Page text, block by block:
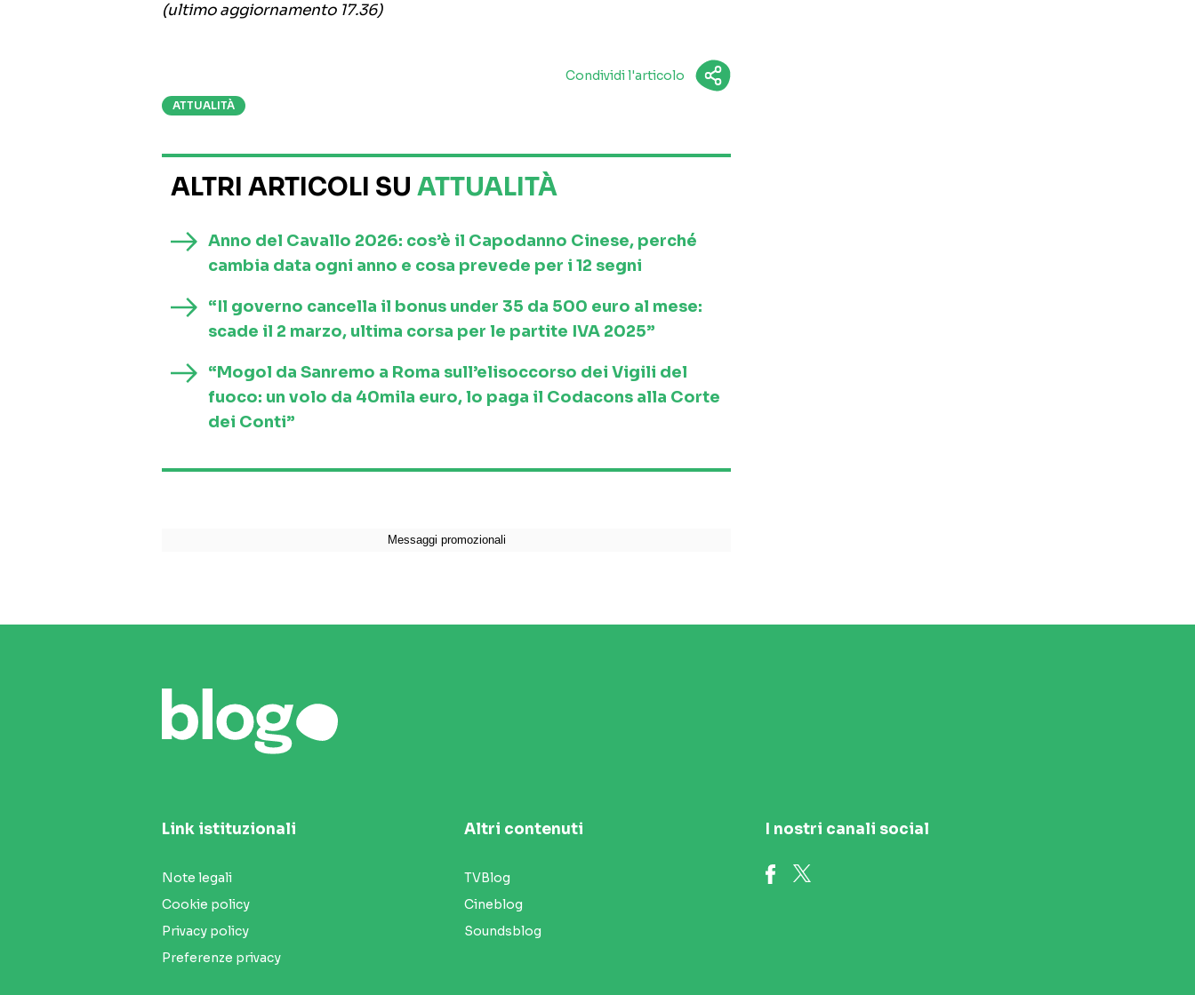
(ultimo aggiornamento 17.36)
Condividi l'articolo
ATTUALITÀ
ALTRI ARTICOLI SU ATTUALITÀ
Anno del Cavallo 2026: cos’è il Capodanno Cinese, perché
cambia data ogni anno e cosa prevede per i 12 segni
“Il governo cancella il bonus under 35 da 500 euro al mese:
scade il 2 marzo, ultima corsa per le partite IVA 2025”
“Mogol da Sanremo a Roma sull’elisoccorso dei Vigili del
fuoco: un volo da 40mila euro, lo paga il Codacons alla Corte
dei Conti”
Link istituzionali
Note legali
Cookie policy
Privacy policy
Preferenze privacy
Altri contenuti
TVBlog
Cineblog
Soundsblog
I nostri canali social